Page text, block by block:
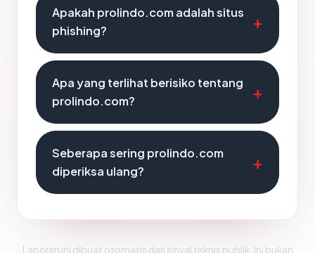
Apakah prolindo.com adalah situs
phishing?
Apa yang terlihat berisiko tentang
prolindo.com?
Seberapa sering prolindo.com
diperiksa ulang?
Laporan ini dibuat otomatis dari sinyal teknis publik. Ini bukan